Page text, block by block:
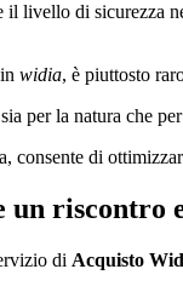
livello di sicurezza
widia, è piuttosto
per la natura che
consente di
un riscontro
di Acquisto